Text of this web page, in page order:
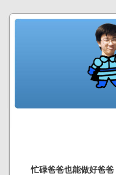
忙碌爸爸也能做好爸爸